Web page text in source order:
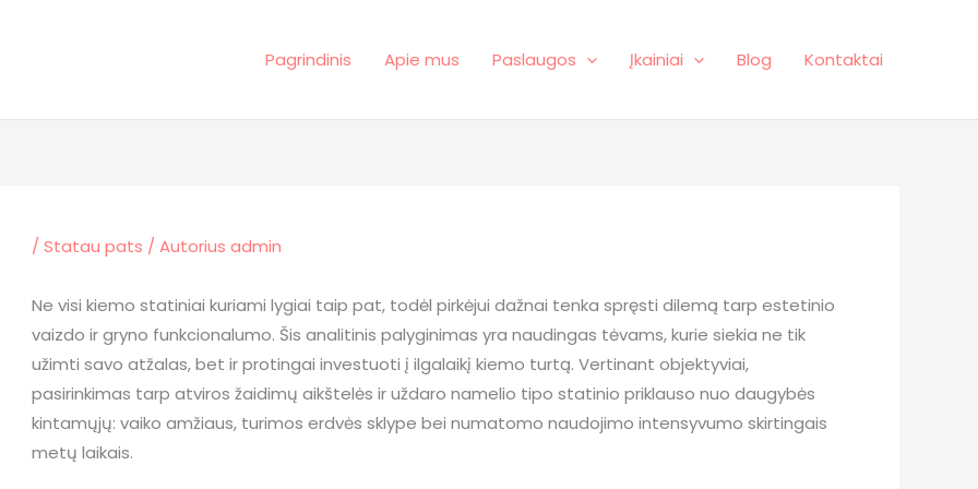
Pagrindinis Apie mus Paslaugos Įkainiai Blog Kontaktai
/ Statau pats / Autorius admin
Ne visi kiemo statiniai kuriami lygiai taip pat, todėl pirkėjui dažnai tenka spręsti dilemą tarp estetinio
vaizdo ir gryno funkcionalumo. Šis analitinis palyginimas yra naudingas tėvams, kurie siekia ne tik
užimti savo atžalas, bet ir protingai investuoti į ilgalaikį kiemo turtą. Vertinant objektyviai,
pasirinkimas tarp atviros žaidimų aikštelės ir uždaro namelio tipo statinio priklauso nuo daugybės
kintamųjų: vaiko amžiaus, turimos erdvės sklype bei numatomo naudojimo intensyvumo skirtingais
metų laikais.